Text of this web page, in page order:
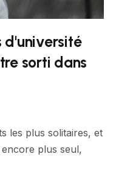
d'université
sorti dans
les plus solitaires, et
plus seul,